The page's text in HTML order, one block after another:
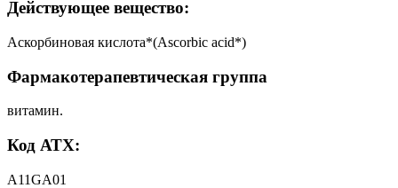
Действующее вещество:
Аскорбиновая кислота*(Ascorbic acid*)
Фармакотерапевтическая группа
витамин.
Код АТХ:
A11GA01